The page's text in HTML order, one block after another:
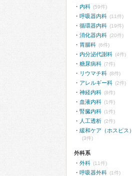
内科 (59件)
呼吸器内科 (11件)
循環器内科 (19件)
消化器内科 (20件)
胃腸科 (6件)
内分泌代謝科 (4件)
糖尿病科 (7件)
リウマチ科 (8件)
アレルギー科 (2件)
神経内科 (8件)
血液内科 (1件)
腎臓内科 (1件)
人工透析 (2件)
緩和ケア（ホスピス）
(3件)
外科系
外科 (11件)
呼吸器外科 (1件)